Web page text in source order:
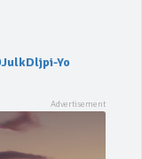
Yo